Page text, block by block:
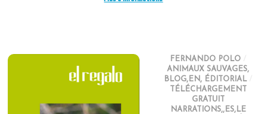
FERNANDO POLO
ANIMAUX SAUVAGES,
BLOG,EN, ÉDITORIAL
TÉLÉCHARGEMENT
GRATUIT
NARRATIONS,,ES,LE